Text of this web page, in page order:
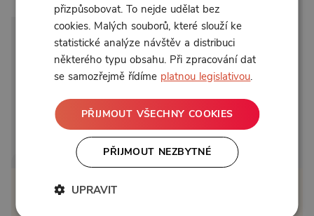
Od 120 Kč měsíčně nebo 39 Kč jednorázově
přizpůsobovat. To nejde udělat bez
cookies. Malých souborů, které slouží ke
statistické analýze návštěv a distribuci
některého typu obsahu. Při zpracování dat
se samozřejmě řídíme platnou legislativou.
PŘIJMOUT VŠECHNY COOKIES
PŘIJMOUT NEZBYTNÉ
UPRAVIT